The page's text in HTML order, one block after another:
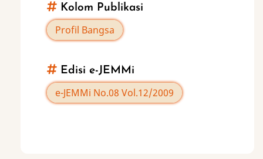
Kolom Publikasi
Profil Bangsa
Edisi e-JEMMi
e-JEMMi No.08 Vol.12/2009